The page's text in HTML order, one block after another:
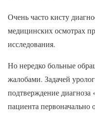
Очень часто кисту
медицинских осмотрах
исследования.
Но нередко больные
жалобами. Задачей
подтверждение
пациента первоначально